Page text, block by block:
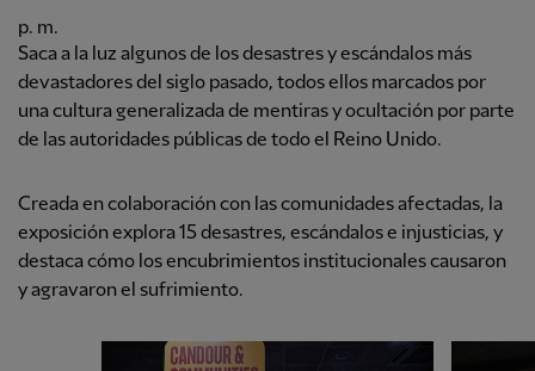
p. m.
Saca a la luz algunos de los desastres y escándalos más
devastadores del siglo pasado, todos ellos marcados por
una cultura generalizada de mentiras y ocultación por parte
de las autoridades públicas de todo el Reino Unido.
Creada en colaboración con las comunidades afectadas, la
exposición explora 15 desastres, escándalos e injusticias, y
destaca cómo los encubrimientos institucionales causaron
y agravaron el sufrimiento.